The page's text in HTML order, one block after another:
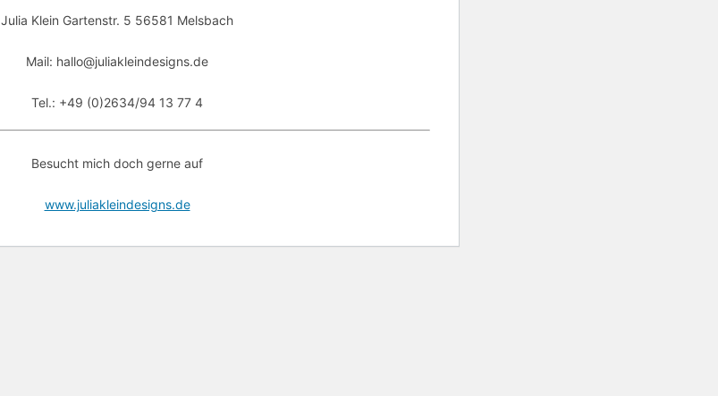
Julia Klein Gartenstr. 5 56581 Melsbach
Mail: hallo@juliakleindesigns.de
Tel.: +49 (0)2634/94 13 77 4
Besucht mich doch gerne auf
www.juliakleindesigns.de